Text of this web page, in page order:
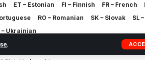
.
ET – Estonian FI – Finnish FR – French
RO – Romanian SK – Slovak SL
– Ukrainian